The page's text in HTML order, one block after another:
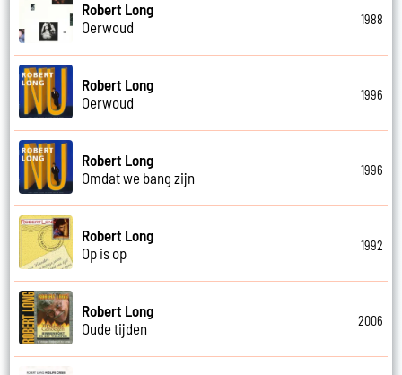
Robert Long
Oerwoud
1988
Robert Long
Oerwoud
1996
Robert Long
Omdat we bang zijn
1996
Robert Long
Op is op
1992
Robert Long
Oude tijden
2006